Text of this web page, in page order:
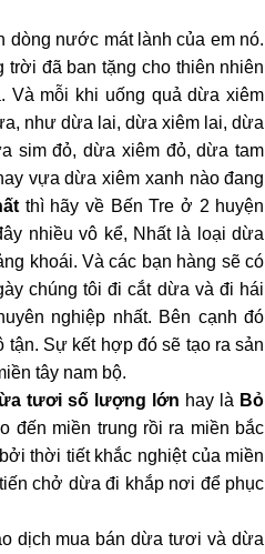
nước mát lành của em nó.
đã ban tặng cho thiên nhiên
Và mỗi khi uống quả dừa xiêm
như dừa lai, dừa xiêm lai, dừa
sim đỏ, dừa xiêm đỏ, dừa tam
vựa dừa xiêm xanh nào đang
thì hãy về Bến Tre ở 2 huyện
nhiều vô kể, Nhất là loại dừa
khoái. Và các bạn hàng sẽ có
chúng tôi đi cắt dừa và đi hái
nghiệp nhất. Bên cạnh đó
Sự kết hợp đó sẽ tạo ra sản
tây nam bộ.
tươi số lượng lớn hay là Bỏ
đến miền trung rồi ra miền bắc
thời tiết khắc nghiệt của miền
chở dừa đi khắp nơi để phục
dịch mua bán dừa tươi và dừa